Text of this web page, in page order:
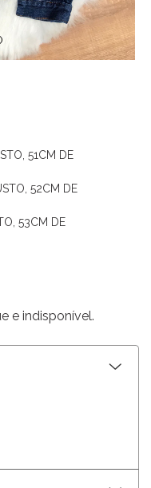
51CM DE
52CM DE
53CM DE
e indisponível.